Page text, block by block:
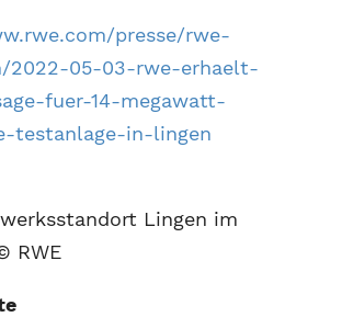
presse/rwe-
2022-05-03-rwe-erhaelt-
fuer-14-megawatt-
testanlage-in-lingen
Lingen im
RWE